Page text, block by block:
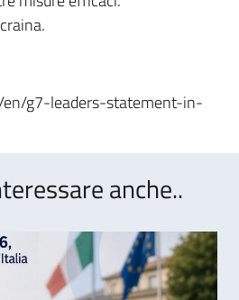
g7-leaders-statement-in-
anche..